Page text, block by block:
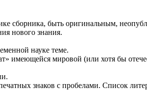
сборника, быть оригинальным,
нового знания.
науке теме.
имеющейся мировой (или хотя бы
знаков с пробелами. Список